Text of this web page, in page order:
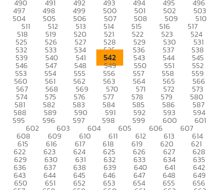
490 491 492 493 494 495 496
497 498 499 500 501 502 503
504 505 506 507 508 509 510
511 512 513 514 515 516 517
518 519 520 521 522 523 524
525 526 527 528 529 530 531
532 533 534 535 536 537 538
539 540 541 542 543 544 545
546 547 548 549 550 551 552
553 554 555 556 557 558 559
560 561 562 563 564 565 566
567 568 569 570 571 572 573
574 575 576 577 578 579 580
581 582 583 584 585 586 587
588 589 590 591 592 593 594
595 596 597 598 599 600 601
602 603 604 605 606 607
608 609 610 611 612 613 614
615 616 617 618 619 620 621
622 623 624 625 626 627 628
629 630 631 632 633 634 635
636 637 638 639 640 641 642
643 644 645 646 647 648 649
650 651 652 653 654 655 656